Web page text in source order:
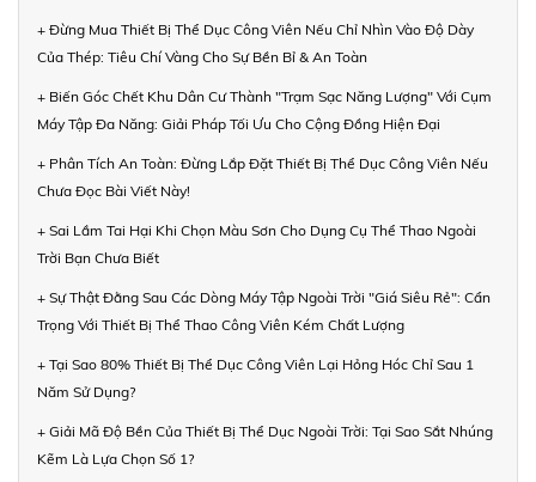
+ Đừng Mua Thiết Bị Thể Dục Công Viên Nếu Chỉ Nhìn Vào Độ Dày
Của Thép: Tiêu Chí Vàng Cho Sự Bền Bỉ & An Toàn
+ Biến Góc Chết Khu Dân Cư Thành "Trạm Sạc Năng Lượng" Với Cụm
Máy Tập Đa Năng: Giải Pháp Tối Ưu Cho Cộng Đồng Hiện Đại
+ Phân Tích An Toàn: Đừng Lắp Đặt Thiết Bị Thể Dục Công Viên Nếu
Chưa Đọc Bài Viết Này!
+ Sai Lầm Tai Hại Khi Chọn Màu Sơn Cho Dụng Cụ Thể Thao Ngoài
Trời Bạn Chưa Biết
+ Sự Thật Đằng Sau Các Dòng Máy Tập Ngoài Trời "Giá Siêu Rẻ": Cẩn
Trọng Với Thiết Bị Thể Thao Công Viên Kém Chất Lượng
+ Tại Sao 80% Thiết Bị Thể Dục Công Viên Lại Hỏng Hóc Chỉ Sau 1
Năm Sử Dụng?
+ Giải Mã Độ Bền Của Thiết Bị Thể Dục Ngoài Trời: Tại Sao Sắt Nhúng
Kẽm Là Lựa Chọn Số 1?